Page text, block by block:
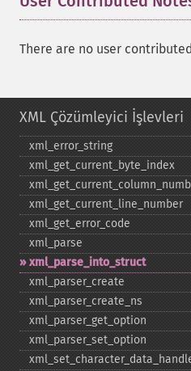
There are no user
XML Çözümleyici İşlevleri
xml_​error_​string
xml_​get_​current_​byte_​index
xml_​get_​current_​line_​number
xml_​get_​error_​code
xml_​parse
xml_​parse_​into_​struct
xml_​parser_​create
xml_​parser_​create_​ns
xml_​parser_​get_​option
xml_​parser_​set_​option